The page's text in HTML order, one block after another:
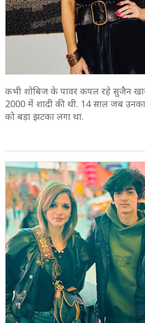
कभी शोबिज के पावर कपल रहे सुजैन
2000 में शादी की थी. 14 साल जब
को बड़ा झटका लगा था.